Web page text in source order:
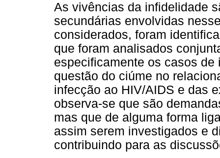
As vivências da infidelidade
secundárias envolvidas
considerados, foram
que foram analisados
especificamente os casos
questão do ciúme no
infecção ao HIV/AIDS e das
observa-se que são
mas que de alguma forma
assim serem investigados e
contribuindo para as